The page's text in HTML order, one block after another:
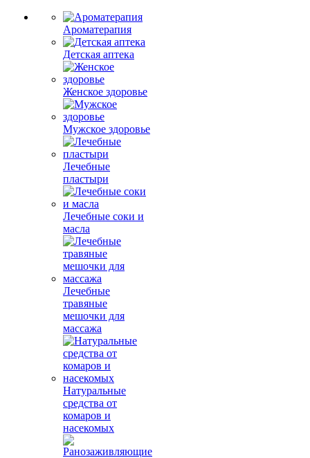
Ароматерапия
Детская аптека
Женское здоровье
Мужское здоровье
Лечебные
пластыри
Лечебные соки и
масла
Лечебные
травяные
мешочки для
массажа
Натуральные
средства от
комаров и
насекомых